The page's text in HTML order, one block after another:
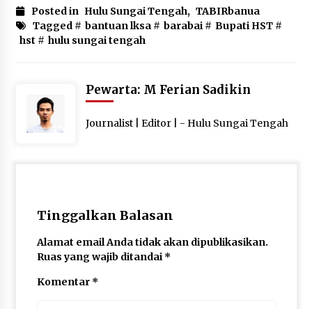
Posted in Hulu Sungai Tengah, TABIRbanua
Tagged # bantuan lksa# barabai# Bupati HST#
hst # hulu sungai tengah
Pewarta: M Ferian Sadikin
Journalist | Editor | - Hulu Sungai Tengah
Tinggalkan Balasan
Alamat email Anda tidak akan dipublikasikan.
Ruas yang wajib ditandai *
Komentar *